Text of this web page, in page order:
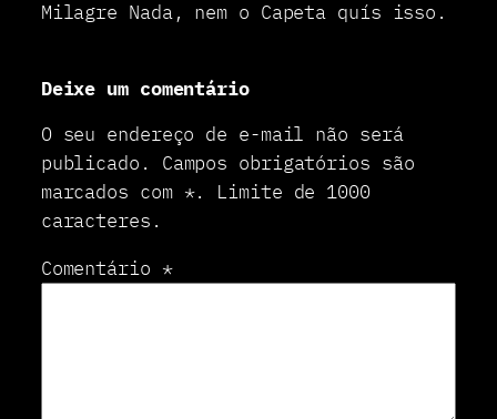
Milagre Nada, nem o Capeta quís isso.
Deixe um comentário
O seu endereço de e-mail não será
publicado. Campos obrigatórios são
marcados com *. Limite de 1000
caracteres.
Comentário *